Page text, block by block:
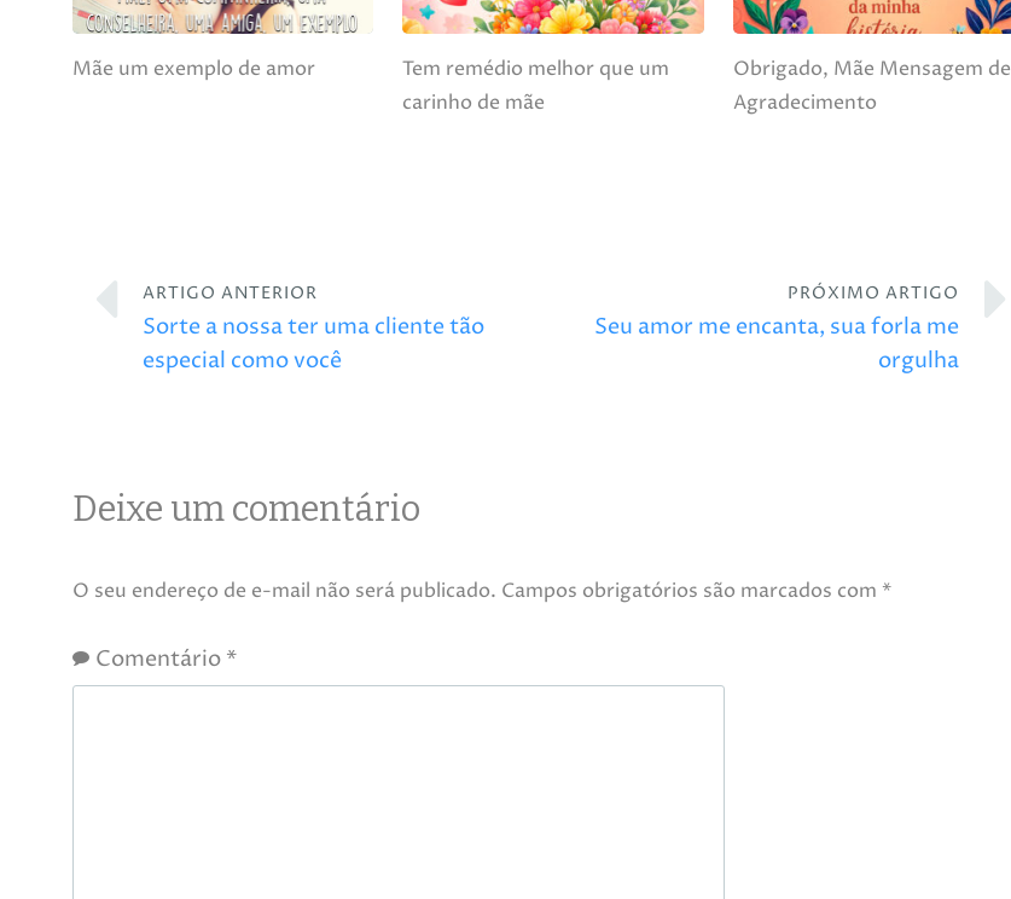
Mãe um exemplo de amor
Tem remédio melhor que um
carinho de mãe
Obrigado, Mãe Mensagem de
Agradecimento
ARTIGO ANTERIOR
Sorte a nossa ter uma cliente tão
especial como você
PRÓXIMO ARTIGO
Seu amor me encanta, sua forla me
orgulha
Deixe um comentário
O seu endereço de e-mail não será publicado. Campos obrigatórios são marcados com *
Comentário *